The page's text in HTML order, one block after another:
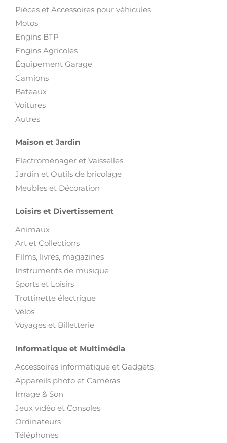
Pièces et Accessoires pour véhicules
Motos
Engins BTP
Engins Agricoles
Équipement Garage
Camions
Bateaux
Voitures
Autres
Maison et Jardin
Electroménager et Vaisselles
Jardin et Outils de bricolage
Meubles et Décoration
Loisirs et Divertissement
Animaux
Art et Collections
Films, livres, magazines
Instruments de musique
Sports et Loisirs
Trottinette électrique
Vélos
Voyages et Billetterie
Informatique et Multimédia
Accessoires informatique et Gadgets
Appareils photo et Caméras
Image & Son
Jeux vidéo et Consoles
Ordinateurs
Téléphones